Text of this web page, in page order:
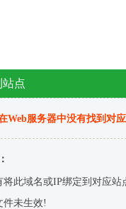
站点
Web服务器中没有找到对
将此域名或IP绑定到对应站
件未生效!